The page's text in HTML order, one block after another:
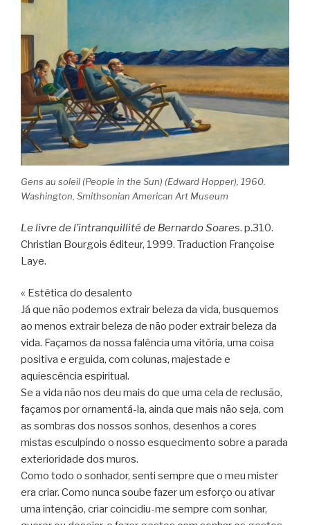
Gens au soleil (People in the Sun) (Edward Hopper), 1960.
Washington, Smithsonian American Art Museum
Le livre de l’intranquillité de Bernardo Soares. p.310.
Christian Bourgois éditeur, 1999. Traduction Françoise
Laye.
« Estética do desalento
Já que não podemos extrair beleza da vida, busquemos
ao menos extrair beleza de não poder extrair beleza da
vida. Façamos da nossa falência uma vitória, uma coisa
positiva e erguida, com colunas, majestade e
aquiescência espiritual.
Se a vida não nos deu mais do que uma cela de reclusão,
façamos por ornamentá-la, ainda que mais não seja, com
as sombras dos nossos sonhos, desenhos a cores
mistas esculpindo o nosso esquecimento sobre a parada
exterioridade dos muros.
Como todo o sonhador, senti sempre que o meu mister
era criar. Como nunca soube fazer um esforço ou ativar
uma intenção, criar coincidiu-me sempre com sonhar,